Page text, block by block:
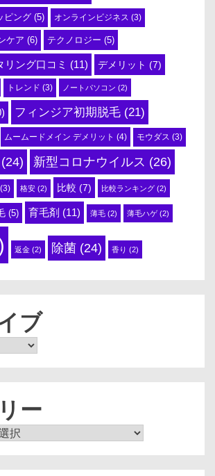
ピング (5) オンラインビジネス (3)
ケア (6) テクノロジー (5)
リング口コミ (11) デメリット (7)
トレンド (3) ノートパソコン (2)
フィンジア初期脱毛 (21)
ムームードメイン デメリット (4) モウダス (3)
(24) 新型コロナウイルス (26)
(3) 格安 (2) 比較 (7) 比較ランキング (2)
(5) 育毛剤 (11) 薄毛 (2) 薄毛ハゲ(2)
返金 (2) 除菌 (24) 香り (2)
ブ
ー